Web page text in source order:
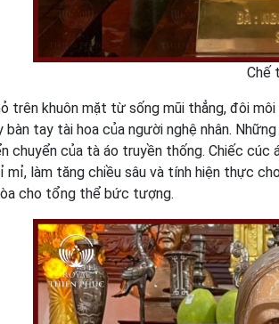
Chế
trên khuôn mặt từ sống mũi thẳng, đôi
tay tài hoa của người nghệ nhân.
chuyển của tà áo truyền thống. Chiếc
làm tăng chiều sâu và tính hiện thực
cho tổng thể bức tượng.